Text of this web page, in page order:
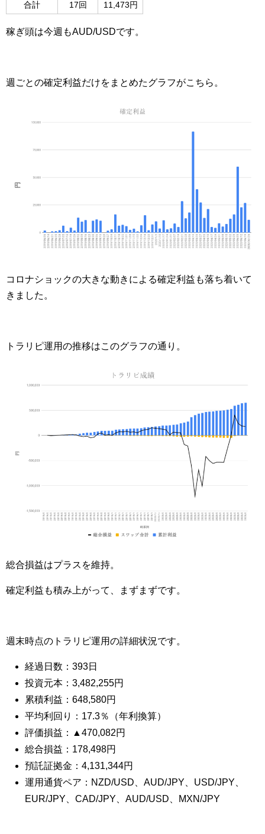
合計
17回 11,473円
稼ぎ頭は今週もAUD/USDです。
週ごとの確定利益だけをまとめたグラフがこちら。
コロナショックの大きな動きによる確定利益も落ち着いて
きました。
トラリピ運用の推移はこのグラフの通り。
総合損益はプラスを維持。
確定利益も積み上がって、まずまずです。
週末時点のトラリピ運用の詳細状況です。
経過日数：393日
投資元本：3,482,255円
累積利益：648,580円
平均利回り：17.3％（年利換算）
評価損益：▲470,082円
総合損益：178,498円
預託証拠金：4,131,344円
運用通貨ペア：NZD/USD、AUD/JPY、USD/JPY、
EUR/JPY、CAD/JPY、AUD/USD、MXN/JPY